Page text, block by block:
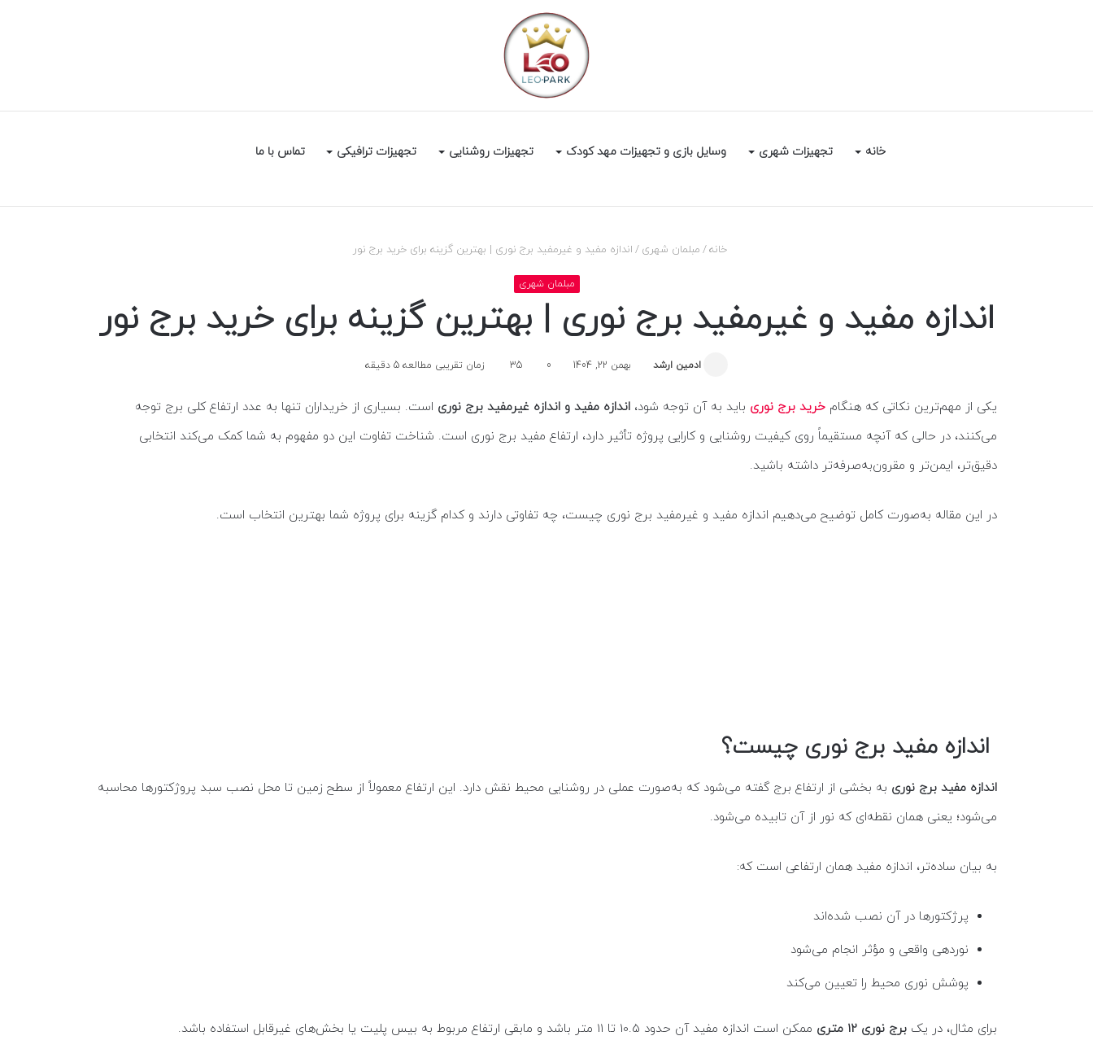
خانه تجهیزات شهری وسایل بازی و تجهیزات مهد کودک تجهیزات روشنایی تجهیزات ترافیکی تماس با ما
خانه/ مبلمان شهری / اندازه مفید و غیرمفید برج نوری | بهترین گزینه برای خرید برج نور
مبلمان شهری
اندازه مفید و غیرمفید برج نوری | بهترین گزینه برای خرید برج نور
ادمین ارشد بهمن 22, 1404 0
35 زمان تقریبی مطالعه 5 دقیقه
یکی از مهم‌ترین نکاتی که هنگام خرید برج نوری باید به آن توجه شود، اندازه مفید و اندازه غیرمفید برج نوری است. بسیاری از خریداران تنها به عدد ارتفاع کلی برج توجه
می‌کنند، در حالی که آنچه مستقیماً روی کیفیت روشنایی و کارایی پروژه تأثیر دارد، ارتفاع مفید برج نوری است. شناخت تفاوت این دو مفهوم به شما کمک می‌کند انتخابی
دقیق‌تر، ایمن‌تر و مقرون‌به‌صرفه‌تر داشته باشید.
در این مقاله به‌صورت کامل توضیح می‌دهیم اندازه مفید و غیرمفید برج نوری چیست، چه تفاوتی دارند و کدام گزینه برای پروژه شما بهترین انتخاب است.
اندازه مفید برج نوری چیست؟
اندازه مفید برج نوری به بخشی از ارتفاع برج گفته می‌شود که به‌صورت عملی در روشنایی محیط نقش دارد. این ارتفاع معمولاً از سطح زمین تا محل نصب سبد پروژکتورها محاسبه
می‌شود؛ یعنی همان نقطه‌ای که نور از آن تابیده می‌شود.
به بیان ساده‌تر، اندازه مفید همان ارتفاعی است که:
پرژکتورها در آن نصب شده‌اند
نوردهی واقعی و مؤثر انجام می‌شود
پوشش نوری محیط را تعیین می‌کند
برای مثال، در یک برج نوری 12 متری ممکن است اندازه مفید آن حدود 10.5 تا 11 متر باشد و مابقی ارتفاع مربوط به بیس پلیت یا بخش‌های غیرقابل استفاده باشد.